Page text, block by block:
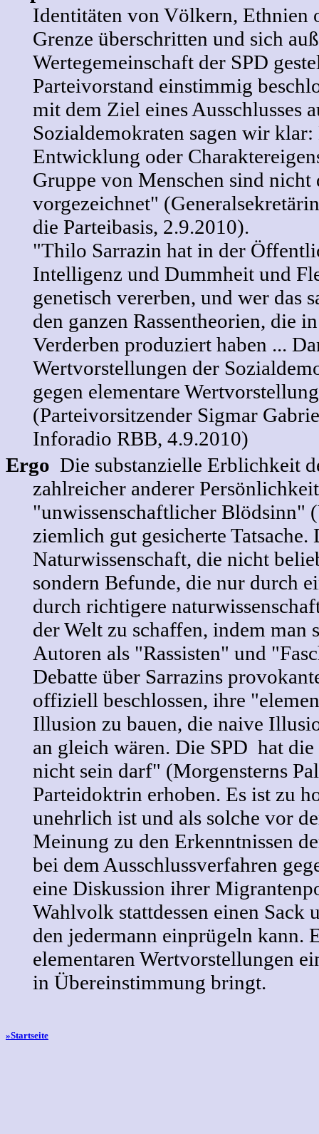
Identitäten von Völkern, Ethnien
Grenze überschritten und sich
Wertegemeinschaft der SPD
Parteivorstand einstimmig
mit dem Ziel eines Ausschlusses
Sozialdemokraten sagen wir
Entwicklung oder
Gruppe von Menschen sind
vorgezeichnet"
die Parteibasis, 2.9.2010).
"Thilo Sarrazin hat in der
Intelligenz und Dummheit und
genetisch vererben, und wer das
den ganzen Rassentheorien, die
Verderben produziert haben ...
Wertvorstellungen der
gegen elementare
(Parteivorsitzender Sigmar
Inforadio RBB, 4.9.2010)
Ergo Die substanzielle Erblichkeit
zahlreicher anderer
"unwissenschaftlicher Blödsinn"
ziemlich gut gesicherte
Naturwissenschaft, die nicht
sondern Befunde, die nur durch
durch richtigere
der Welt zu schaffen, indem
Autoren als "Rassisten" und
Debatte über Sarrazins
offiziell beschlossen, ihre
Illusion zu bauen, die naive
an gleich wären. Die SPD hat
nicht sein darf" (Morgensterns
Parteidoktrin erhoben. Es ist zu
unehrlich ist und als solche vor
Meinung zu den Erkenntnissen
bei dem Ausschlussverfahren
eine Diskussion ihrer
Wahlvolk stattdessen einen
den jedermann einprügeln kann.
elementaren Wertvorstellungen
in Übereinstimmung bringt.
»Startseite